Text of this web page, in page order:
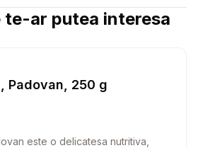
te-ar putea interesa
Padovan, 250 g
este o delicatesa nutritiva,